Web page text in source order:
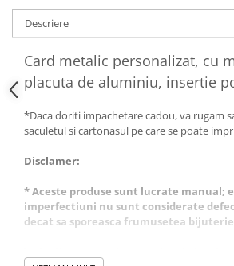
Descriere
Card metalic personalizat, cu
placuta de aluminiu, insertie
*Daca doriti impachetare cadou, va rugam
saculetul si cartonasul pe care se poate
Disclamer:
* Aceste produse sunt lucrate manual;
imperfectiuni nu sunt considerate
decat sa sporeasca frumusetea